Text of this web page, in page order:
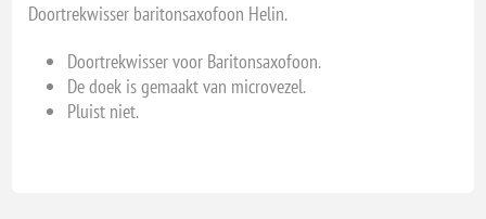
Doortrekwisser baritonsaxofoon Helin.
Doortrekwisser voor Baritonsaxofoon.
De doek is gemaakt van microvezel.
Pluist niet.